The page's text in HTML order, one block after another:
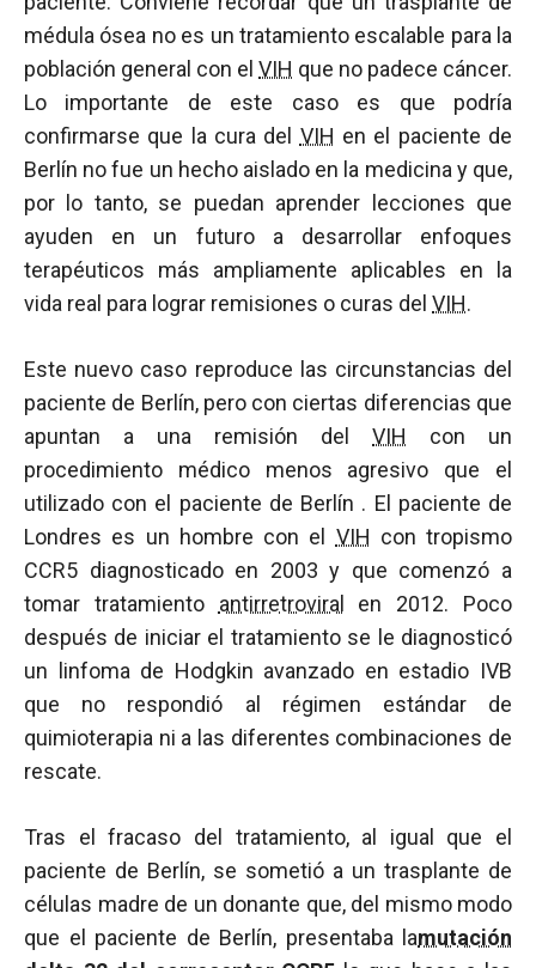
médula ósea no es un tratamiento escalable para la
población general con el VIH que no padece cáncer.
Lo importante de este caso es que podría
confirmarse que la cura del VIH en el paciente de
Berlín no fue un hecho aislado en la medicina y que,
por lo tanto, se puedan aprender lecciones que
ayuden en un futuro a desarrollar enfoques
terapéuticos más ampliamente aplicables en la
vida real para lograr remisiones o curas del VIH.
Este nuevo caso reproduce las circunstancias del
paciente de Berlín, pero con ciertas diferencias que
apuntan a una remisión del VIH con un
procedimiento médico menos agresivo que el
utilizado con el paciente de Berlín . El paciente de
Londres es un hombre con el VIH con tropismo
CCR5 diagnosticado en 2003 y que comenzó a
tomar tratamiento antirretroviral
en 2012. Poco
después de iniciar el tratamiento se le diagnosticó
un linfoma de Hodgkin avanzado en estadio IVB
que no respondió al régimen estándar de
quimioterapia ni a las diferentes combinaciones de
rescate.
Tras el fracaso del tratamiento, al igual que el
paciente de Berlín, se sometió a un trasplante de
células madre de un donante que, del mismo modo
que el paciente de Berlín, presentaba lamutación